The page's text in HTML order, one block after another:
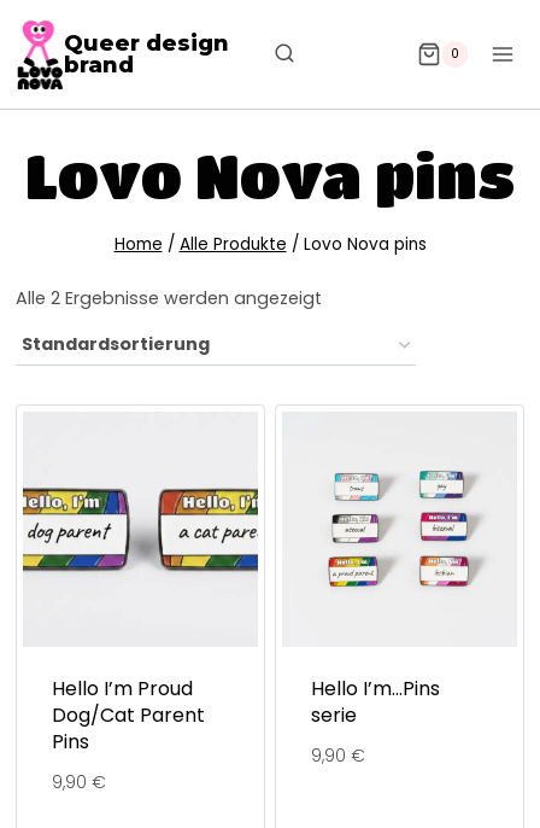
Queer design
brand
0
Lovo Nova pins
Home / Alle Produkte / Lovo Nova pins
Alle 2 Ergebnisse werden angezeigt
Hello I’m Proud
Dog/Cat Parent
Pins
9,90 €
Hello I’m…Pins
serie
9,90 €